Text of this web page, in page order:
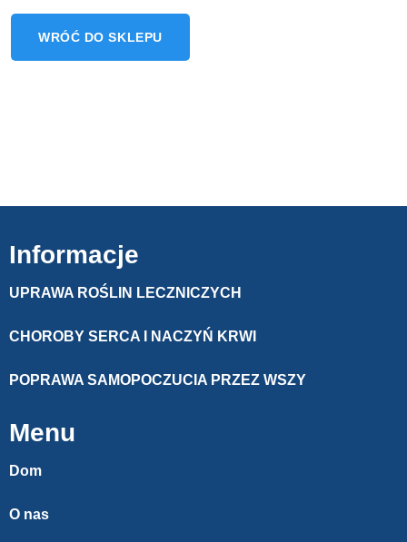
WRÓĆ DO SKLEPU
Informacje
UPRAWA ROŚLIN LECZNICZYCH
CHOROBY SERCA I NACZYŃ KRWI
POPRAWA SAMOPOCZUCIA PRZEZ WSZY
Menu
Dom
O nas